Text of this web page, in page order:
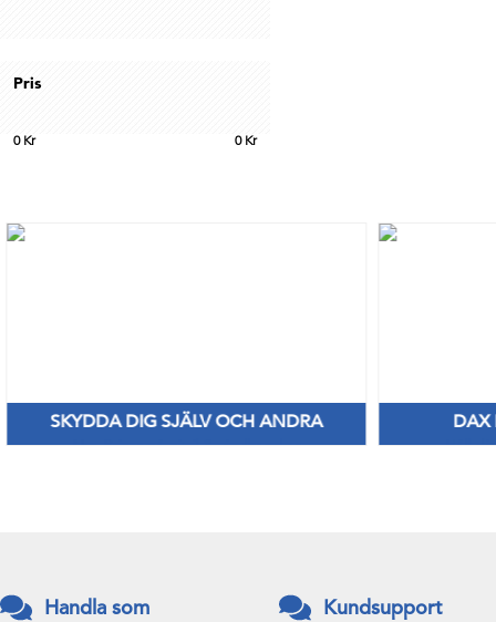
Pris
0Kr 0Kr
SKYDDA DIG SJÄLV OCH ANDRA
Nya Priser på nitril & vinylhanskar
DAX
Håll
Handla som Kundsupport